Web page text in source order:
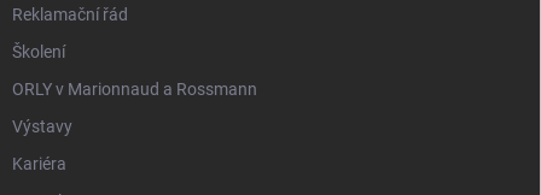
Reklamační řád
Školení
ORLY v Marionnaud a Rossmann
Výstavy
Kariéra